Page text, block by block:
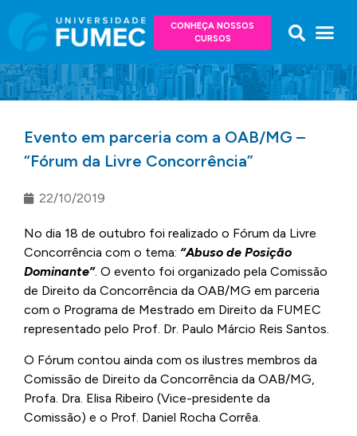
CONHEÇA NOSSOS
CURSOS
Evento em parceria com a OAB/MG –
“Fórum da Livre Concorrência”
22/10/2019
No dia 18 de outubro foi realizado o Fórum da Livre
Concorrência com o tema: “Abuso de Posição
Dominante”. O evento foi organizado pela Comissão
de Direito da Concorrência da OAB/MG em parceria
com o Programa de Mestrado em Direito da FUMEC
representado pelo Prof. Dr. Paulo Márcio Reis Santos.
O Fórum contou ainda com os ilustres membros da
Comissão de Direito da Concorrência da OAB/MG,
Profa. Dra. Elisa Ribeiro (Vice-presidente da
Comissão) e o Prof. Daniel Rocha Corrêa.